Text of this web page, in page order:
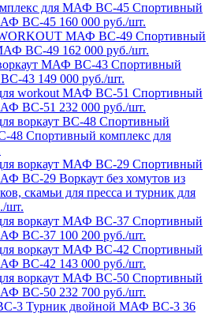
для МАФ ВС-45 Спортивный
ВС-45 160 000 руб./шт.
МАФ ВС-49 Спортивный
ВС-49 162 000 руб./шт.
МАФ ВС-43 Спортивный
ВС-43 149 000 руб./шт.
workout МАФ ВС-51 Спортивный
ВС-51 232 000 руб./шт.
воркаут ВС-48 Спортивный
48 Спортивный комплекс для
воркаут МАФ ВС-29 Спортивный
ВС-29 Воркаут без хомутов из
скамьи для пресса и турник для
шт.
воркаут МАФ ВС-37 Спортивный
ВС-37 100 200 руб./шт.
воркаут МАФ ВС-42 Спортивный
ВС-42 143 000 руб./шт.
воркаут МАФ ВС-50 Спортивный
ВС-50 232 700 руб./шт.
3 Турник двойной МАФ ВС-3 36